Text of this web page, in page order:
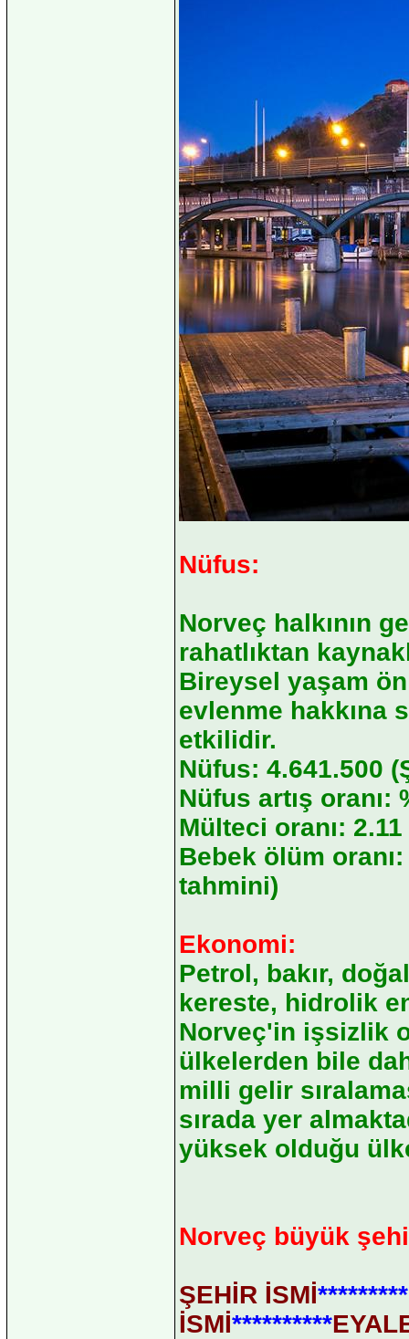
Nüfus:
Norveç halkının
rahatlıktan
Bireysel yaşam
evlenme hakkına
etkilidir.
Nüfus: 4.641.500
Nüfus artış oranı:
Mülteci oranı:
Bebek ölüm
tahmini)
Ekonomi:
Petrol, bakır,
kereste, hidrolik
Norveç'in işsizlik
ülkelerden bile
milli gelir
sırada yer
yüksek olduğu
Norveç büyük
ŞEHİR İSMİ*********
İSMİ**********